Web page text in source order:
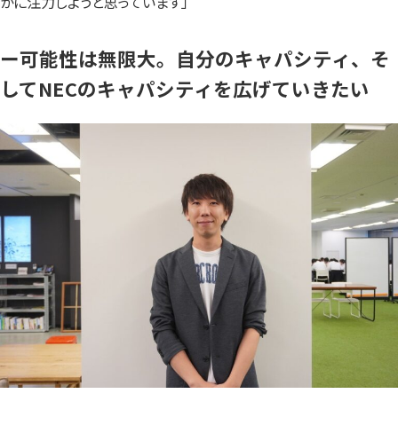
ー可能性は無限大。自分のキャパシティ、そ
してNECのキャパシティを広げていきたい